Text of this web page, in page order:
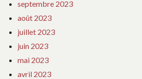
septembre 2023
août 2023
juillet 2023
juin 2023
mai 2023
avril 2023